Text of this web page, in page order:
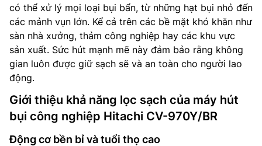
có thể xử lý mọi loại bụi bẩn, từ những hạt bụi nhỏ đến
các mảnh vụn lớn. Kể cả trên các bề mặt khó khăn như
sàn nhà xưởng, thảm công nghiệp hay các khu vực
sản xuất. Sức hút mạnh mẽ này đảm bảo rằng không
gian luôn được giữ sạch sẽ và an toàn cho người lao
động.
Giới thiệu khả năng lọc sạch của máy hút
bụi công nghiệp Hitachi CV-970Y/BR
Động cơ bền bỉ và tuổi thọ cao